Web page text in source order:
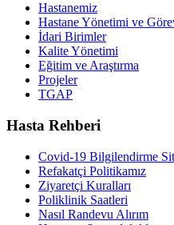
Hastanemiz
Hastane Yönetimi ve
İdari Birimler
Kalite Yönetimi
Eğitim ve Araştırma
Projeler
TGAP
Hasta Rehberi
Covid-19 Bilgilendirme
Refakatçi Politikamız
Ziyaretçi Kuralları
Poliklinik Saatleri
Nasıl Randevu Alırım